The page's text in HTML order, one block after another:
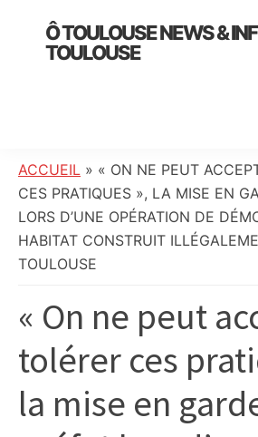
primary
Ô TOULOUSE NEWS &
TOULOUSE
:
info
locale,
société,
culture,
météo,
faits
divers
initiatives
citoyennes
ACCUEIL » « ON NE PEUT
CES PRATIQUES », LA MISE EN
LORS D’UNE OPÉRATION DE
HABITAT CONSTRUIT
TOULOUSE
« On ne peut
tolérer ces
la mise en